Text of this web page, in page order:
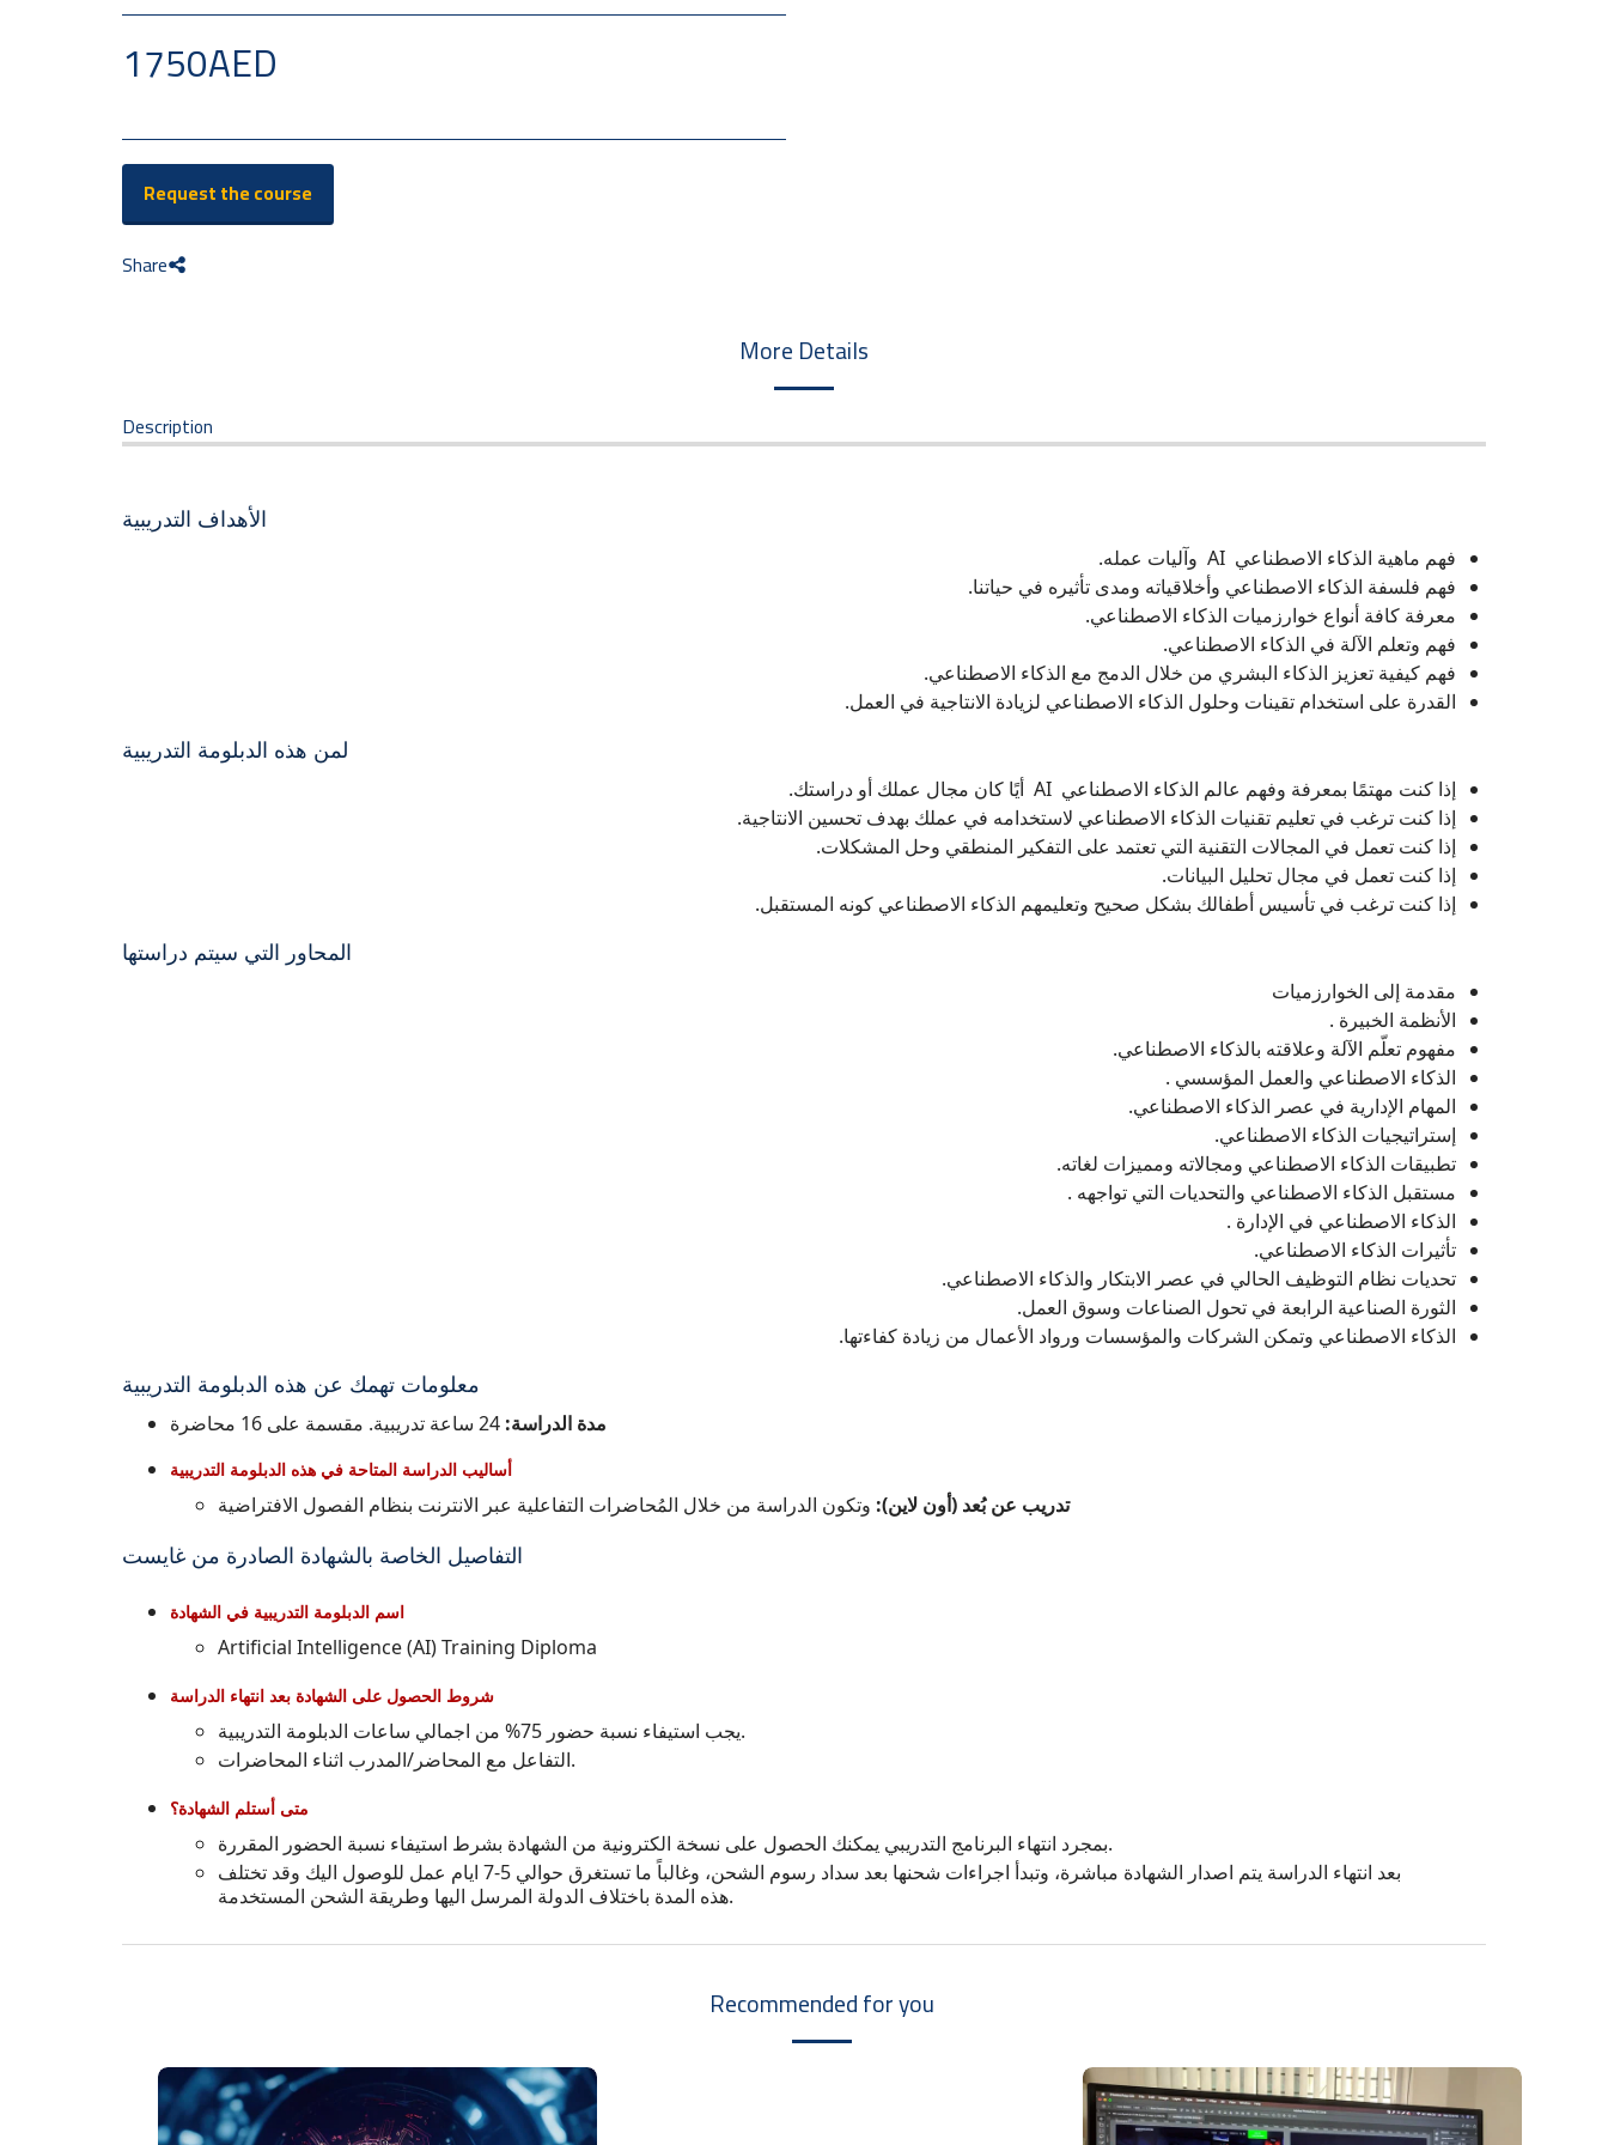
1750AED
Request the course
Share
More Details
Description
الأهداف التدريبية
فهم ماهية الذكاء الاصطناعي AI وآليات عمله.
فهم فلسفة الذكاء الاصطناعي وأخلاقياته ومدى تأثيره في حياتنا.
معرفة كافة أنواع خوارزميات الذكاء الاصطناعي.
فهم وتعلم الآلة في الذكاء الاصطناعي.
فهم كيفية تعزيز الذكاء البشري من خلال الدمج مع الذكاء الاصطناعي.
القدرة على استخدام تقينات وحلول الذكاء الاصطناعي لزيادة الانتاجية في العمل.
لمن هذه الدبلومة التدريبية
إذا كنت مهتمًا بمعرفة وفهم عالم الذكاء الاصطناعي AI أيًا كان مجال عملك أو دراستك.
إذا كنت ترغب في تعليم تقنيات الذكاء الاصطناعي لاستخدامه في عملك بهدف تحسين الانتاجية.
إذا كنت تعمل في المجالات التقنية التي تعتمد على التفكير المنطقي وحل المشكلات.
إذا كنت تعمل في مجال تحليل البيانات.
إذا كنت ترغب في تأسيس أطفالك بشكل صحيح وتعليمهم الذكاء الاصطناعي كونه المستقبل.
المحاور التي سيتم دراستها
مقدمة إلى الخوارزميات
الأنظمة الخبيرة .
مفهوم تعلّم الآلة وعلاقته بالذكاء الاصطناعي.
الذكاء الاصطناعي والعمل المؤسسي .
المهام الإدارية في عصر الذكاء الاصطناعي.
إستراتيجيات الذكاء الاصطناعي.
تطبيقات الذكاء الاصطناعي ومجالاته ومميزات لغاته.
مستقبل الذكاء الاصطناعي والتحديات التي تواجهه .
الذكاء الاصطناعي في الإدارة .
تأثيرات الذكاء الاصطناعي.
تحديات نظام التوظيف الحالي في عصر الابتكار والذكاء الاصطناعي.
الثورة الصناعية الرابعة في تحول الصناعات وسوق العمل.
الذكاء الاصطناعي وتمكن الشركات والمؤسسات ورواد الأعمال من زيادة كفاءتها.
معلومات تهمك عن هذه الدبلومة التدريبية
مدة الدراسة:
أساليب الدراسة المتاحة في هذه الدبلومة التدريبية
تدريب عن بُعد (أون لاين): وتكون الدراسة من خلال المُحاضرات التفاعلية عبر الانترنت بنظام الفصول الافتراضية
التفاصيل الخاصة بالشهادة الصادرة من غايست
اسم الدبلومة التدريبية في الشهادة
Artificial Intelligence (AI) Training Diploma
شروط الحصول على الشهادة بعد انتهاء الدراسة
يجب استيفاء نسبة حضور 75% من اجمالي ساعات الدبلومة التدريبية.
التفاعل مع المحاضر/المدرب اثناء المحاضرات.
متى أستلم الشهادة؟
بمجرد انتهاء البرنامج التدريبي يمكنك الحصول على نسخة الكترونية من الشهادة بشرط استيفاء نسبة الحضور المقررة.
بعد انتهاء الدراسة يتم اصدار الشهادة مباشرة، وتبدأ اجراءات شحنها بعد سداد رسوم الشحن، وغالباً ما تستغرق حوالي 5-7 ايام عمل للوصول اليك وقد تختلف
هذه المدة باختلاف الدولة المرسل اليها وطريقة الشحن المستخدمة.
Recommended for you